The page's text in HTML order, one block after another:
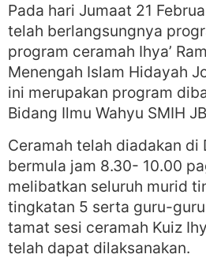
Pada hari Jumaat 21
telah berlangsungnya
program ceramah Ihya’
Menengah Islam Hidayah
ini merupakan program
Bidang Ilmu Wahyu SMIH
Ceramah telah diadakan di
bermula jam 8.30- 10.00
melibatkan seluruh murid
tingkatan 5 serta guru-guru
tamat sesi ceramah Kuiz
telah dapat dilaksanakan.